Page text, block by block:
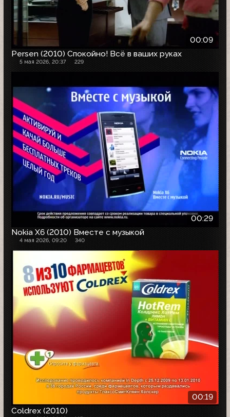
00:09
Persen (2010) Спокойно! Всё в ваших руках
5 мая 2026, 20:37 229
00:29
Nokia X6 (2010) Вместе с музыкой
4 мая 2026, 09:20 340
00:19
Coldrex (2010)